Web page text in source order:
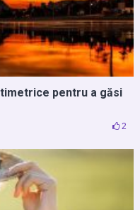
pentru a găsi
2